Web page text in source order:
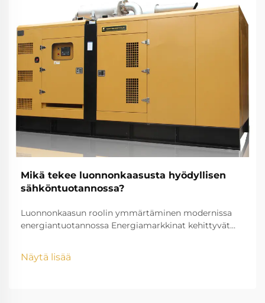
Mikä tekee luonnonkaasusta hyödyllisen
sähköntuotannossa?
Luonnonkaasun roolin ymmärtäminen modernissa
energiantuotannossa Energiamarkkinat kehittyvät
sähköntuotannossa. Kansat ympäri maailmaa etsivät
Näytä lisää